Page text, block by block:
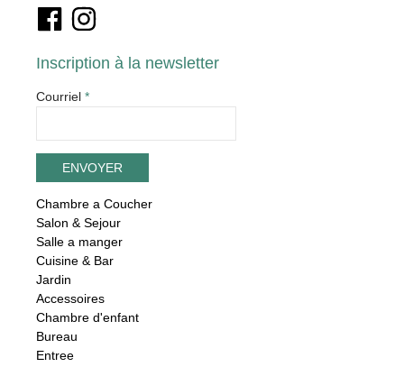
Inscription à la newsletter
Courriel *
Chambre a Coucher
Salon & Sejour
Salle a manger
Cuisine & Bar
Jardin
Accessoires
Chambre d'enfant
Bureau
Entree